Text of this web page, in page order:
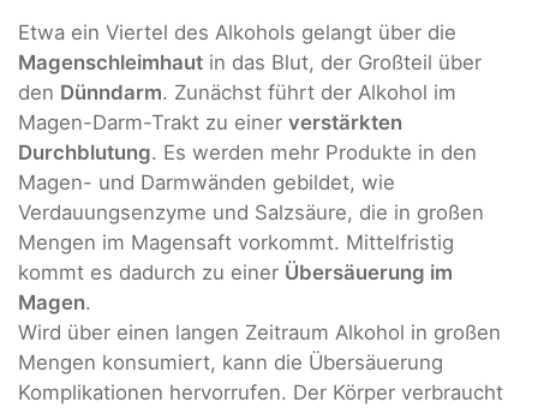
Etwa ein Viertel des Alkohols gelangt über die
Magenschleimhaut in das Blut, der Großteil über
den Dünndarm. Zunächst führt der Alkohol im
Magen-Darm-Trakt zu einer verstärkten
Durchblutung. Es werden mehr Produkte in den
Magen- und Darmwänden gebildet, wie
Verdauungsenzyme und Salzsäure, die in großen
Mengen im Magensaft vorkommt. Mittelfristig
kommt es dadurch zu einer Übersäuerung im
Magen.
Wird über einen langen Zeitraum Alkohol in großen
Mengen konsumiert, kann die Übersäuerung
Komplikationen hervorrufen. Der Körper verbraucht